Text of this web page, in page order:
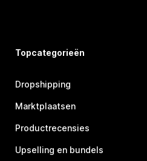
Topcategorieën
Dropshipping
Marktplaatsen
Productrecensies
Upselling en bundels